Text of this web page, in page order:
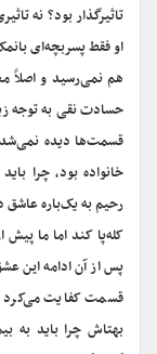
تاثیرگذار بود؟ نه
او فقط پسربچه‌ای
هم نمی‌رسید و اصلاً
حسادت نقی به توجه
قسمت‌ها دیده نمی‌شد
خانواده بود، چرا
رحیم به ‌یک‌باره عاشق
کله‌پا کند اما ما
پس از آن ادامه این
قسمت کفایت می‌کرد و
بهتاش چرا باید به